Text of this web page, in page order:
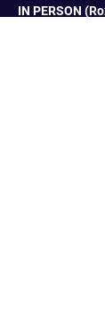
IN PERSON